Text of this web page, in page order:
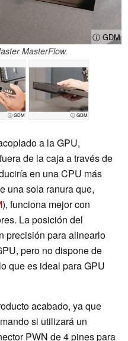
ⓘ GDM
MasterFlow.
ⓘ GDM ⓘ GDM
a la GPU,
de la caja a través de
en una CPU más
una sola ranura que,
), funciona mejor con
La posición del
precisión para alinearlo
pero no dispone de
que es ideal para GPU
acabado, ya que
si utilizará un
PWN de 4 pines para